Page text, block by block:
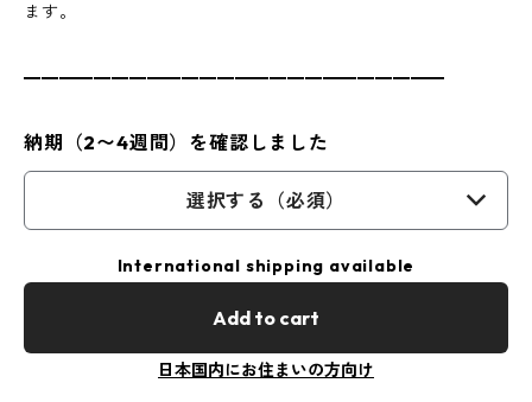
ます。
━━━━━━━━━━━━━━━━━━━━━━━━
納期（2〜4週間）を確認しました
選択する（必須）
International shipping available
Add to cart
日本国内にお住まいの方向け